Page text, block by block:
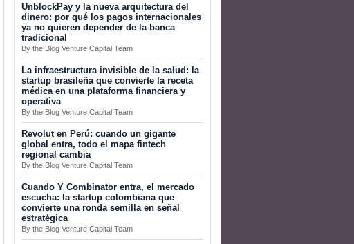
UnblockPay y la nueva arquitectura del
dinero: por qué los pagos internacionales
ya no quieren depender de la banca
tradicional
By the Blog Venture Capital Team
La infraestructura invisible de la salud: la
startup brasileña que convierte la receta
médica en una plataforma financiera y
operativa
By the Blog Venture Capital Team
Revolut en Perú: cuando un gigante
global entra, todo el mapa fintech
regional cambia
By the Blog Venture Capital Team
Cuando Y Combinator entra, el mercado
escucha: la startup colombiana que
convierte una ronda semilla en señal
estratégica
By the Blog Venture Capital Team